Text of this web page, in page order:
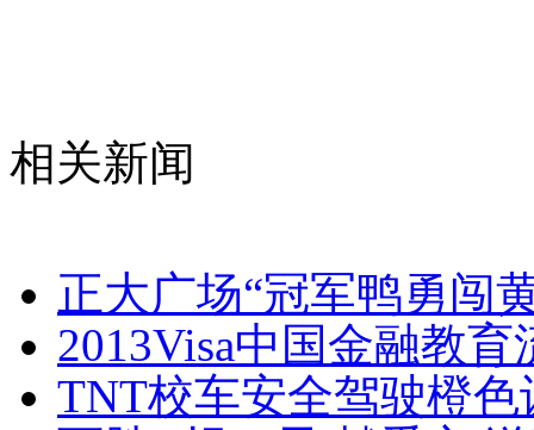
相关新闻
正大广场“冠军鸭勇闯
2013Visa中国金融教
TNT校车安全驾驶橙色